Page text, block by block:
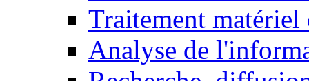
Traitement matériel
Analyse de